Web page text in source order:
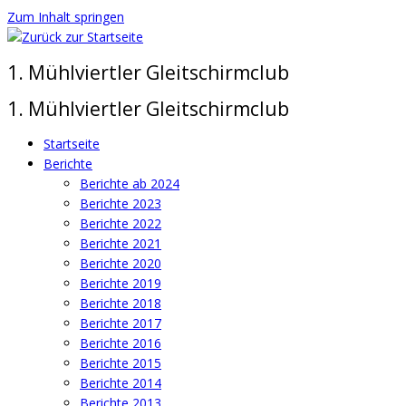
Zum Inhalt springen
1. Mühlviertler Gleitschirmclub
1. Mühlviertler Gleitschirmclub
Startseite
Berichte
Berichte ab 2024
Berichte 2023
Berichte 2022
Berichte 2021
Berichte 2020
Berichte 2019
Berichte 2018
Berichte 2017
Berichte 2016
Berichte 2015
Berichte 2014